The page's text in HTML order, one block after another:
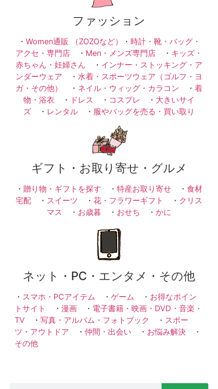
ファッション
・ Women通販 （ZOZOなど） ・ 時計・靴・バッグ・
アクセ・専門店 ・ Men・メンズ専門店 ・ キッズ・
赤ちゃん・妊婦さん ・ インナー・ストッキング・ア
ンダーウェア ・ 水着・スポーツウェア（ゴルフ・ヨ
ガ・その他）
・ ネイル・ウィッグ・カラコン ・ 着
物・浴衣 ・ ドレス ・ コスプレ ・ 大きいサイ
ズ ・ レンタル ・ 服やバッグを売る・買い取り
ギフト・お取り寄せ・グルメ
・ 贈り物・ギフトを探す ・ 特産お取り寄せ ・ 食材
宅配 ・ スイーツ ・ 花・フラワーギフト ・ クリス
マス ・ お歳暮 ・ おせち ・ かに
ネット・PC・エンタメ・その他
・ スマホ・PCアイテム ・ ゲーム ・ お得なポイン
トサイト
・ 漫画 ・ 電子書籍・映画・DVD・音楽・
TV ・ 写真・アルバム・フォトブック ・ スポー
ツ・アウトドア ・ 仲間・出会い ・ お悩み解決 ・
その他